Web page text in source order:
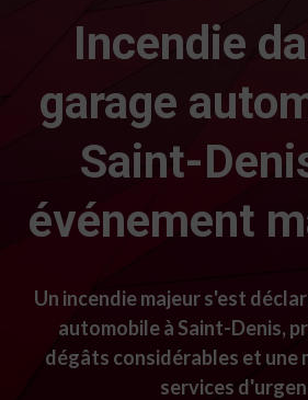
Incendie
garage
Saint-
événement
Un incendie majeur s'est
automobile à Saint-Denis,
dégâts considérables et une
services